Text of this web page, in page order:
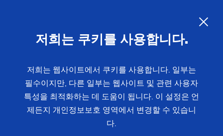
EMAG은기후변화와지속가능성으로특징지어지는오
늘날의세계에서매우중요한효율성을항상강조해왔습
니다. 효율성에 대한 이러한 노력은 이미 1996년 에
너지 효율적인 생산의 이정표가 된 선삭 및 연삭 기
술이 결합된 최초의 기계를 도입할 때 분명하게 드러
저희는 쿠키를 사용합니다.
저희는 웹사이트에서 쿠키를 사용합니다. 일부는
필수이지만, 다른 일부는 웹사이트 및 관련 사용자
특성을 최적화하는 데 도움이 됩니다. 이 설정은 언
제든지 개인정보보호 영역에서 변경할 수 있습니
다.